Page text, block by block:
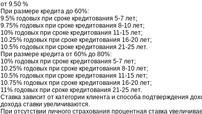
от 9.50 %
При размере кредита до 60%:
9.5% годовых при сроке кредитования 5-7 лет;
9.75% годовых при сроке кредитования 8-10 лет;
10% годовых при сроке кредитования 11-15 лет;
10.25% годовых при сроке кредитования 16-20 лет;
10.5% годовых при сроке кредитования 21-25 лет.
При размере кредита от 60% до 80%:
10% годовых при сроке кредитования 5-7 лет;
10.25% годовых при сроке кредитования 8-10 лет;
10.5% годовых при сроке кредитования 11-15 лет;
10.75% годовых при сроке кредитования 16-20 лет;
11% годовых при сроке кредитования 21-25 лет.
Ставка зависит от категории клиента и способа подтверждения
дохода ставки увеличиваются.
При отсутствии личного страхования процентная ставка